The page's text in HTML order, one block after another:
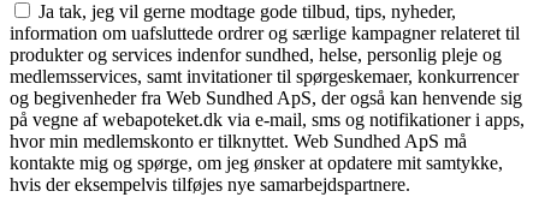
Ja tak, jeg vil gerne modtage gode tilbud, tips, nyheder,
information om uafsluttede ordrer og særlige kampagner relateret til
produkter og services indenfor sundhed, helse, personlig pleje og
medlemsservices, samt invitationer til spørgeskemaer, konkurrencer
og begivenheder fra Web Sundhed ApS, der også kan henvende sig
på vegne af webapoteket.dk via e-mail, sms og notifikationer i apps,
hvor min medlemskonto er tilknyttet. Web Sundhed ApS må
kontakte mig og spørge, om jeg ønsker at opdatere mit samtykke,
hvis der eksempelvis tilføjes nye samarbejdspartnere.